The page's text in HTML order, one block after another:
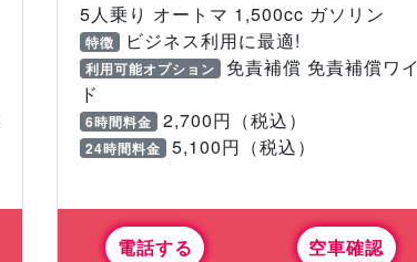
5人乗り オートマ 1,500cc ガソリン
特徴 ビジネス利用に最適!
利用可能オプション 免責補償 免責補償ワイ
ド
6時間料金 2,700円（税込）
24時間料金 5,100円（税込）
電話する 空車確認